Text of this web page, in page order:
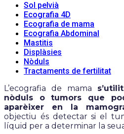
Sol pelvià
Ecografia 4D
Ecografia de mama
Ecografia Abdominal
Mastitis
Displàsies
Nòduls
Tractaments de fertilitat
L’ecografia de mama
nòduls o tumors que
aparèixer en la
objectiu és detectar si el
líquid per a determinar la